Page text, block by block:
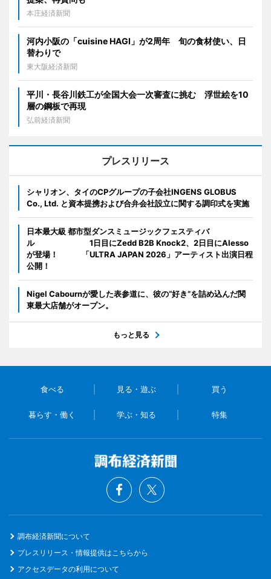
本庄経済新聞
河内小阪の「cuisine HAGI」が2周年 旬の食材使い、日
替わりで
東大阪経済新聞
平川・長谷川鉄工が全国大会一次審査に挑む 浮世絵を10
層の鋼板で再現
弘前経済新聞
プレスリリース
シャリオン、タイのCPグループの子会社INGENS GLOBUS
Co., Ltd. と資本提携および合弁会社設立に関する調印式を実施
日本最大級 都市型ダンスミュージックフェスティバ
ル 1日目にZedd B2B Knock2、2日目にAlesso
が登場！ 「ULTRA JAPAN 2026」アーティスト出演日程
公開！
Nigel Cabournが愛した表参道に、彼の“好き”を詰め込んだ関
東最大店舗がオープン。
もっと見る
食べる 見る・遊ぶ 買う
暮らす・働く 学ぶ・知る 特集
調布経済新聞について
プレスリリース・情報提供はこちらから
アクセスデータの利用について